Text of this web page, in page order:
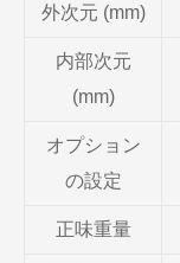
外次元 (mm)
内部次元
(mm)
オプション
の設定
正味重量